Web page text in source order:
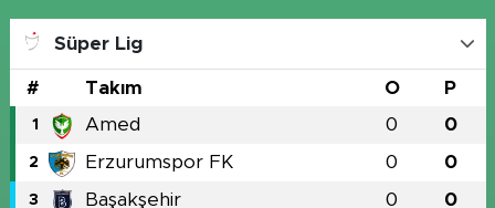
Süper Lig
# Takım O P
1 Amed 0 0
2 Erzurumspor FK 0 0
3 Başakşehir 0 0